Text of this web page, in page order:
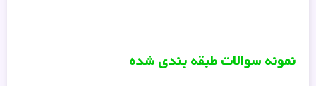
نمونه سوالات طبقه بندی شده